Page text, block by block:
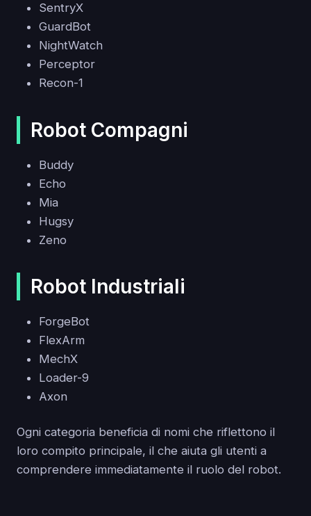
SentryX
GuardBot
NightWatch
Perceptor
Recon-1
Robot Compagni
Buddy
Echo
Mia
Hugsy
Zeno
Robot Industriali
ForgeBot
FlexArm
MechX
Loader-9
Axon
Ogni categoria beneficia di nomi che riflettono il
loro compito principale, il che aiuta gli utenti a
comprendere immediatamente il ruolo del robot.